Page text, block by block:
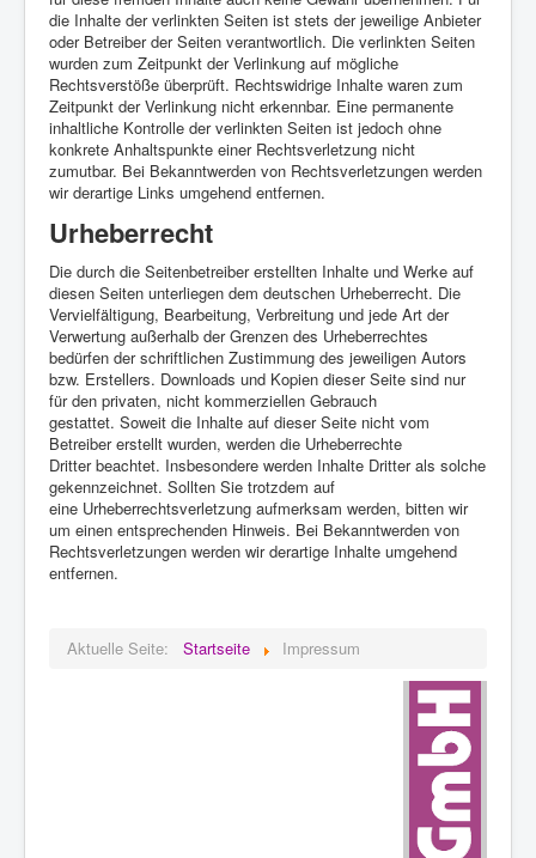
die Inhalte der verlinkten Seiten ist stets der jeweilige Anbieter
oder Betreiber der Seiten verantwortlich. Die verlinkten Seiten
wurden zum Zeitpunkt der Verlinkung auf mögliche
Rechtsverstöße überprüft. Rechtswidrige Inhalte waren zum
Zeitpunkt der Verlinkung nicht erkennbar. Eine permanente
inhaltliche Kontrolle der verlinkten Seiten ist jedoch ohne
konkrete Anhaltspunkte einer Rechtsverletzung nicht
zumutbar. Bei Bekanntwerden von Rechtsverletzungen werden
wir derartige Links umgehend entfernen.
Urheberrecht
Die durch die Seitenbetreiber erstellten Inhalte und Werke auf
diesen Seiten unterliegen dem deutschen Urheberrecht. Die
Vervielfältigung, Bearbeitung, Verbreitung und jede Art der
Verwertung außerhalb der Grenzen des Urheberrechtes
bedürfen der schriftlichen Zustimmung des jeweiligen Autors
bzw. Erstellers. Downloads und Kopien dieser Seite sind nur
für den privaten, nicht kommerziellen Gebrauch
gestattet. Soweit die Inhalte auf dieser Seite nicht vom
Betreiber erstellt wurden, werden die Urheberrechte
Dritter beachtet. Insbesondere werden Inhalte Dritter als solche
gekennzeichnet. Sollten Sie trotzdem auf
eine Urheberrechtsverletzung aufmerksam werden, bitten wir
um einen entsprechenden Hinweis. Bei Bekanntwerden von
Rechtsverletzungen werden wir derartige Inhalte umgehend
entfernen.
Aktuelle Seite: Startseite Impressum